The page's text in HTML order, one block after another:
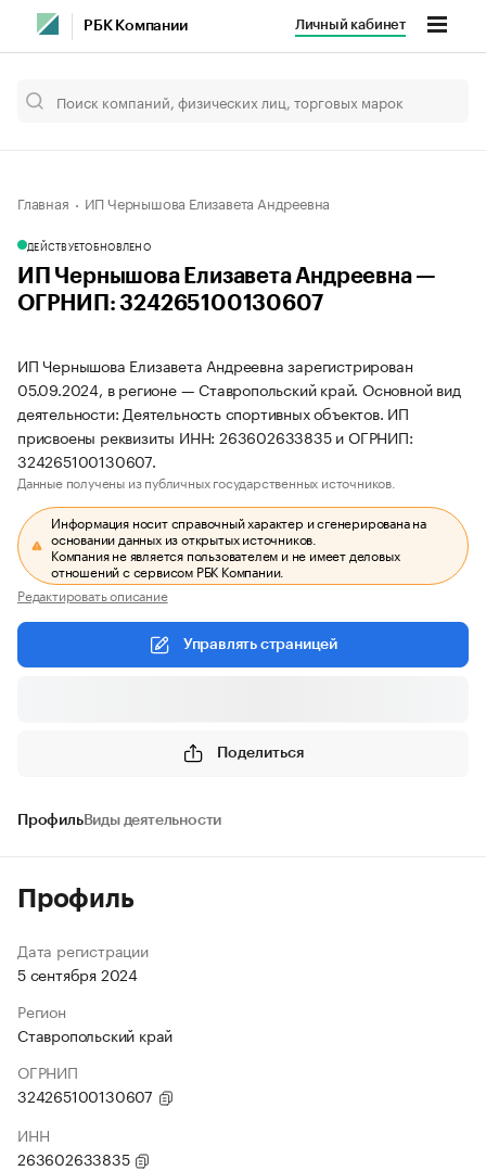
РБК Компании Личный кабинет
Главная ИП Чернышова Елизавета Андреевна
ДЕЙСТВУЕТОБНОВЛЕНО
ИП Чернышова Елизавета Андреевна —
ОГРНИП: 324265100130607
ИП Чернышова Елизавета Андреевна зарегистрирован
05.09.2024, в регионе — Ставропольский край. Основной вид
деятельности: Деятельность спортивных объектов. ИП
присвоены реквизиты ИНН: 263602633835 и ОГРНИП:
324265100130607.
Данные получены из публичных государственных источников.
Информация носит справочный характер и сгенерирована на
основании данных из открытых источников.
Компания не является пользователем и не имеет деловых
отношений с сервисом РБК Компании.
Редактировать описание
Управлять страницей
Поделиться
ПрофильВиды деятельности
Профиль
Дата регистрации
5 сентября 2024
Регион
Ставропольский край
ОГРНИП
324265100130607
ИНН
263602633835